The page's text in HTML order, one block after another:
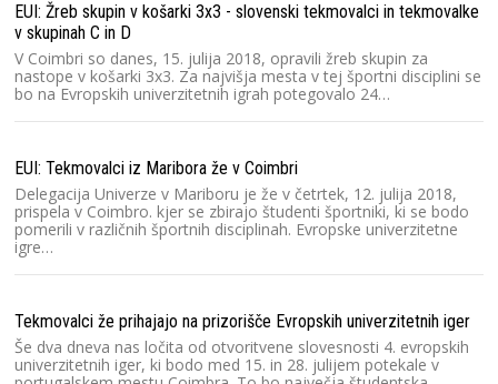
EUI: Žreb skupin v košarki 3x3 - slovenski tekmovalci in tekmovalke
v skupinah C in D
V Coimbri so danes, 15. julija 2018, opravili žreb skupin za
nastope v košarki 3x3. Za najvišja mesta v tej športni disciplini se
bo na Evropskih univerzitetnih igrah potegovalo 24…
EUI: Tekmovalci iz Maribora že v Coimbri
Delegacija Univerze v Mariboru je že v četrtek, 12. julija 2018,
prispela v Coimbro. kjer se zbirajo študenti športniki, ki se bodo
pomerili v različnih športnih disciplinah. Evropske univerzitetne
igre…
Tekmovalci že prihajajo na prizorišče Evropskih univerzitetnih iger
Še dva dneva nas ločita od otvoritvene slovesnosti 4. evropskih
univerzitetnih iger, ki bodo med 15. in 28. julijem potekale v